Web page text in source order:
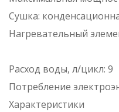
Сушка:
Нагревательный
Расход воды, л/цикл: 9
Потребление
Характеристики